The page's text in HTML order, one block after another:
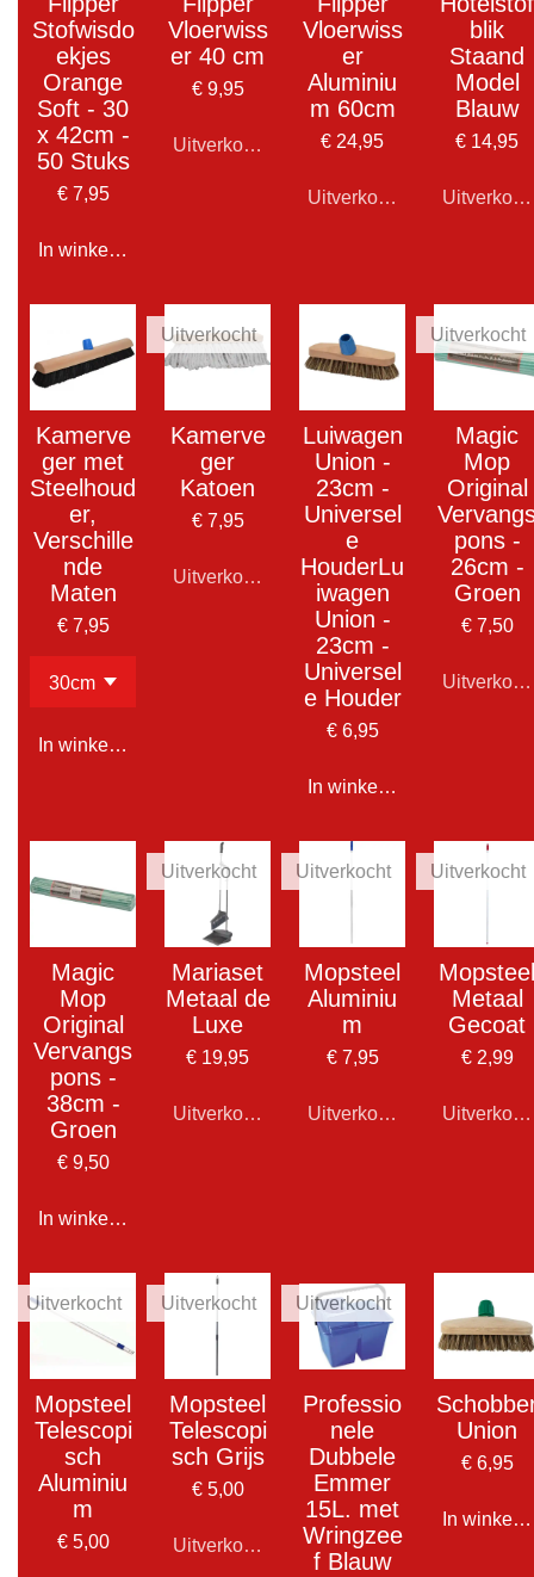
Stofwisdo
ekjes
Orange
Soft - 30
x 42cm -
50 Stuks
€ 7,95
In winkelwagen
Vloerwiss
er 40 cm
€ 9,95
Uitverkocht
Vloerwiss
er
Aluminiu
m 60cm
€ 24,95
Uitverkocht
blik
Staand
Model
Blauw
€ 14,95
Kamerve
ger met
Steelhoud
er,
Verschille
nde
Maten
€ 7,95
In winkelwagen
Uitverkocht
Kamerve
ger
Katoen
€ 7,95
Uitverkocht
Luiwagen
Union -
23cm -
Universel
e
HouderLu
iwagen
Union -
23cm -
Universel
e Houder
€ 6,95
In winkelwagen
Uitverkocht
Magic
Mop
Original
pons -
26cm -
Groen
€ 7,50
Magic
Mop
Original
Vervangs
pons -
38cm -
Groen
€ 9,50
In winkelwagen
Uitverkocht
Mariaset
Metaal de
Luxe
€ 19,95
Uitverkocht
Uitverkocht
Mopsteel
Aluminiu
m
€ 7,95
Uitverkocht
Uitverkocht
Mopsteel
Metaal
Gecoat
€ 2,99
Uitverkocht
Mopsteel
Telescopi
sch
Aluminiu
m
€ 5,00
Uitverkocht
Mopsteel
Telescopi
sch Grijs
€ 5,00
Uitverkocht
Uitverkocht
Professio
nele
Dubbele
Emmer
15L. met
Wringzee
f Blauw
Union
€ 6,95
In